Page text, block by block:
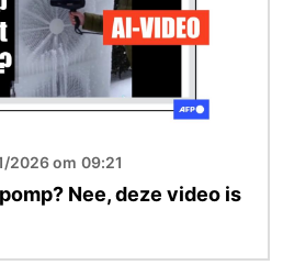
2026 om 09:21
Nee, deze video is